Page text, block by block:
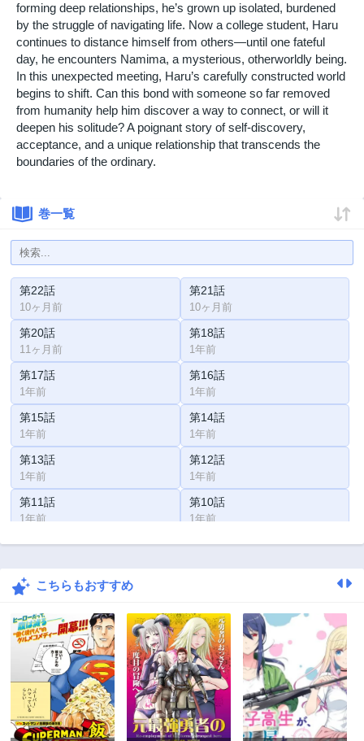
forming deep relationships, he’s grown up isolated, burdened
by the struggle of navigating life. Now a college student, Haru
continues to distance himself from others—until one fateful
day, he encounters Namima, a mysterious, otherworldly being.
In this unexpected meeting, Haru’s carefully constructed world
begins to shift. Can this bond with someone so far removed
from humanity help him discover a way to connect, or will it
deepen his solitude? A poignant story of self-discovery,
acceptance, and a unique relationship that transcends the
boundaries of the ordinary.
巻一覧
第22話
10ヶ月前
第21話
10ヶ月前
第20話
11ヶ月前
第18話
1年前
第17話
1年前
第16話
1年前
第15話
1年前
第14話
1年前
第13話
1年前
第12話
1年前
第11話
1年前
第10話
1年前
第9話 第8話
第7話
第5話
2年前
第4話
2年前
第3話
2年前
第2話
2年前
第1話
2年前
こちらもおすすめ